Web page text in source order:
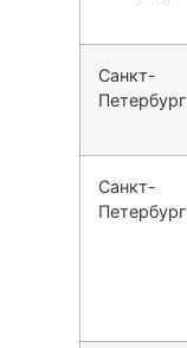
Санкт-
Петербург
Санкт-
Петербург